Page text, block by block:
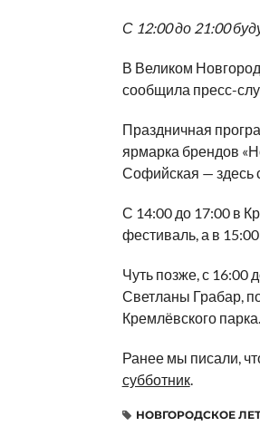
С 12:00 до 21:00
В Великом
сообщила пресс-
Праздничная
ярмарка брендов
Софийская — здесь
С 14:00 до 17:00 в
фестиваль, а в
Чуть позже, с 16:00
Светланы Грабар,
Кремлёвского парка.
Ранее мы писали,
субботник.
НОВГОРОДСКОЕ